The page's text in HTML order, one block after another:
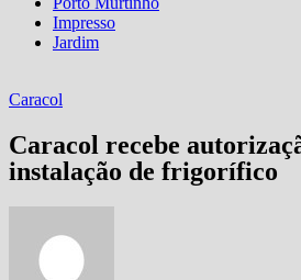
Impresso
Jardim
Caracol
Caracol recebe
instalação de frigorífico